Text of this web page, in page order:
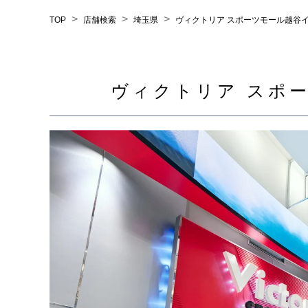
TOP > 店舗検索 > 埼玉県 > ヴィクトリア スポーツモール越谷
ヴィクトリア スポ